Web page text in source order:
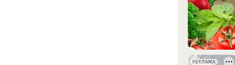
РЕКЛАМА